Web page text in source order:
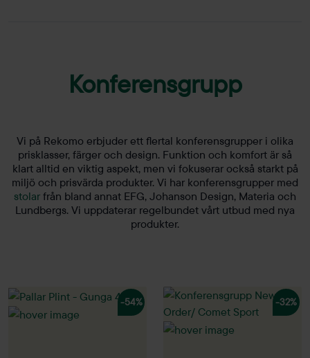
Konferensgrupp
Vi på Rekomo erbjuder ett flertal konferensgrupper i olika
prisklasser, färger och design. Funktion och komfort är så
klart alltid en viktig aspekt, men vi fokuserar också starkt på
miljö och prisvärda produkter. Vi har konferensgrupper med
stolar från bland annat EFG, Johanson Design, Materia och
Lundbergs. Vi uppdaterar regelbundet vårt utbud med nya
produkter.
-54% -32%